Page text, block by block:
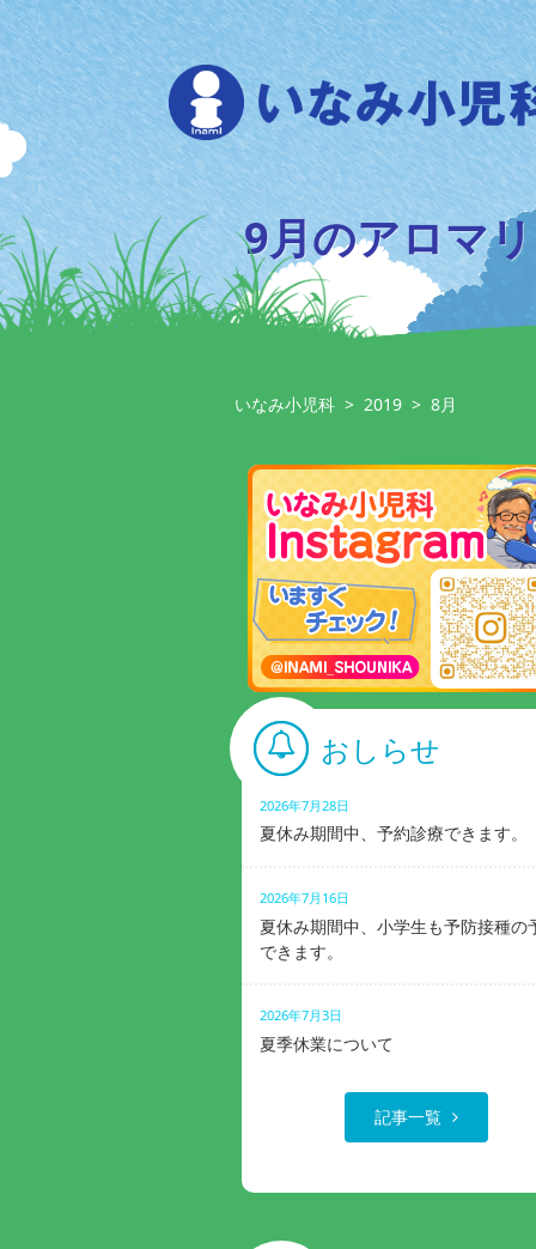
Skip
to
content
9月のアロマ
いなみ小児科 > 2019 > 8月
おしらせ
2026年7月28日
夏休み期間中、予約診療できます。
2026年7月16日
夏休み期間中、小学生も予防接種の
できます。
2026年7月3日
夏季休業について
記事一覧